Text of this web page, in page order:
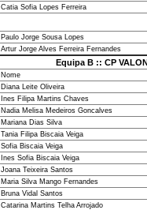
Catia Sofia Lopes Ferreira
Paulo Jorge Sousa Lopes
Artur Jorge Alves Ferreira Fernandes
Equipa B :: CP
Nome
Diana Leite Oliveira
Ines Filipa Martins Chaves
Nadia Melisa Medeiros Goncalves
Mariana Dias Silva
Tania Filipa Biscaia Veiga
Sofia Biscaia Veiga
Ines Sofia Biscaia Veiga
Joana Teixeira Santos
Maria Silva Mango Fernandes
Bruna Vidal Santos
Catarina Martins Telha Arrojado